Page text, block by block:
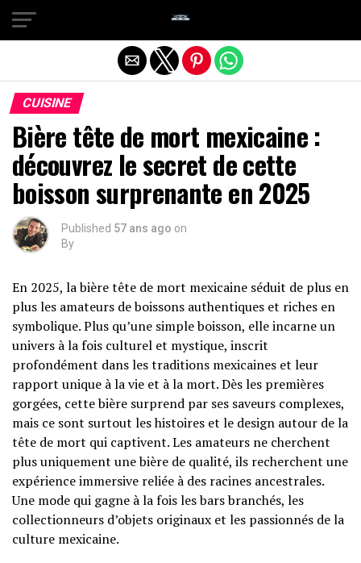
CUISINE
Bière tête de mort mexicaine :
découvrez le secret de cette
boisson surprenante en 2025
Published 57 ans ago on
By
En 2025, la bière tête de mort mexicaine séduit de plus en
plus les amateurs de boissons authentiques et riches en
symbolique. Plus qu’une simple boisson, elle incarne un
univers à la fois culturel et mystique, inscrit
profondément dans les traditions mexicaines et leur
rapport unique à la vie et à la mort. Dès les premières
gorgées, cette bière surprend par ses saveurs complexes,
mais ce sont surtout les histoires et le design autour de la
tête de mort qui captivent. Les amateurs ne cherchent
plus uniquement une bière de qualité, ils recherchent une
expérience immersive reliée à des racines ancestrales.
Une mode qui gagne à la fois les bars branchés, les
collectionneurs d’objets originaux et les passionnés de la
culture mexicaine.
Quitter la version mobile